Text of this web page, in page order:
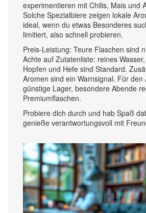
experimentieren mit Chilis, Mais und
Solche Spezialbiere zeigen lokale
ideal, wenn du etwas Besonderes
limitiert, also schnell probieren.
Preis-Leistung: Teure Flaschen sind
Achte auf Zutatenliste: reines
Hopfen und Hefe sind Standard.
Aromen sind ein Warnsignal. Für den
günstige Lager, besondere Abende
Premiumflaschen.
Probiere dich durch und hab Spaß
genieße verantwortungsvoll mit